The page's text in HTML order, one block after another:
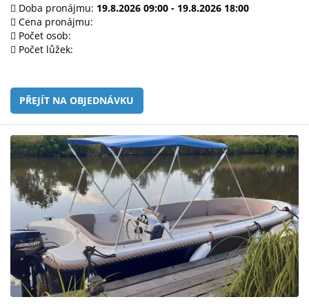
Doba pronájmu: 19.8.2026 09:00 - 19.8.2026 18:00
Cena pronájmu:
Počet osob:
Počet lůžek:
PŘEJÍT NA OBJEDNÁVKU